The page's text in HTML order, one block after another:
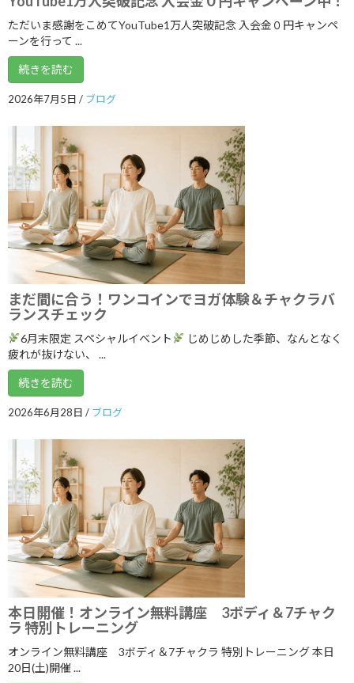
2026年1月
2025年12月
2025年11月
2025年10月
2025年8月
2025年7月
2025年6月
2025年5月
2025年4月
2025年3月
2025年2月
2025年1月
2024年12月
2024年11月
2024年10月
2024年9月
2024年8月
2024年7月
2024年6月
2024年5月
2024年4月
2024年3月
2024年2月
ただいま感謝をこめてYouTube1万人突破記念 入会金０円キャンペ
ーンを行って ...
続きを読む
2026年7月5日 / ブログ
まだ間に合う！ワンコインでヨガ体験＆チャクラバ
ランスチェック
6月末限定 スペシャルイベント
じめじめした季節、なんとなく
疲れが抜けない、 ...
続きを読む
2026年6月28日 / ブログ
本日開催！オンライン無料講座 3ボディ＆7チャク
ラ 特別トレーニング
オンライン無料講座 3ボディ＆7チャクラ 特別トレーニング 本日
20日(土)開催 ...